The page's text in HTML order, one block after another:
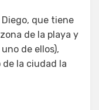
Diego, que tiene
de la playa y
de ellos),
la ciudad la